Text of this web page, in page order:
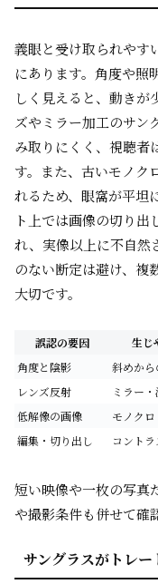
義眼と受け取られやす
にあります。角度や照
しく見えると、動きが
ズやミラー加工のサン
み取りにくく、視聴者
す。また、古いモノク
れるため、眼窩が平坦
ト上では画像の切り出
れ、実像以上に不自然
のない断定は避け、複
大切です。
誤認の要因 生じ
角度と陰影
斜めか
レンズ反射
ミラー
低解像の画像
モノク
編集・切り出し
コント
短い映像や一枚の写真
や撮影条件も併せて確
サングラスがトレ